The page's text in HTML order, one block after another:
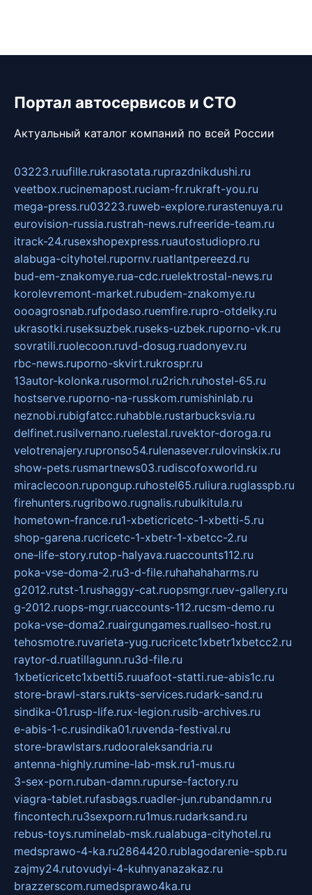
Портал автосервисов и СТО
Актуальный каталог компаний по всей России
03223.ruufille.rukrasotata.ruprazdnikdushi.ru
veetbox.rucinemapost.ruciam-fr.rukraft-you.ru
mega-press.ru03223.ruweb-explore.rurastenuya.ru
eurovision-russia.rustrah-news.rufreeride-team.ru
itrack-24.rusexshopexpress.ruautostudiopro.ru
alabuga-cityhotel.rupornv.ruatlantpereezd.ru
bud-em-znakomye.rua-cdc.ruelektrostal-news.ru
korolevremont-market.rubudem-znakomye.ru
oooagrosnab.rufpodaso.ruemfire.rupro-otdelky.ru
ukrasotki.ruseksuzbek.ruseks-uzbek.ruporno-vk.ru
sovratili.ruolecoon.ruvd-dosug.ruadonyev.ru
rbc-news.ruporno-skvirt.rukrospr.ru
13autor-kolonka.rusormol.ru2rich.ruhostel-65.ru
hostserve.ruporno-na-russkom.rumishinlab.ru
neznobi.rubigfatcc.ruhabble.rustarbucksvia.ru
delfinet.rusilvernano.ruelestal.ruvektor-doroga.ru
velotrenajery.rupronso54.rulenasever.rulovinskix.ru
show-pets.rusmartnews03.rudiscofoxworld.ru
miraclecoon.rupongup.ruhostel65.ruliura.ruglasspb.ru
firehunters.rugribowo.rugnalis.rubulkitula.ru
hometown-france.ru1-xbeticricetc-1-xbetti-5.ru
shop-garena.rucricetc-1-xbetr-1-xbetcc-2.ru
one-life-story.rutop-halyava.ruaccounts112.ru
poka-vse-doma-2.ru3-d-file.ruhahahaharms.ru
g2012.rutst-1.rushaggy-cat.ruopsmgr.ruev-gallery.ru
g-2012.ruops-mgr.ruaccounts-112.rucsm-demo.ru
poka-vse-doma2.ruairgungames.ruallseo-host.ru
tehosmotre.ruvarieta-yug.rucricetc1xbetr1xbetcc2.ru
raytor-d.ruatillagunn.ru3d-file.ru
1xbeticricetc1xbetti5.ruuafoot-statti.rue-abis1c.ru
store-brawl-stars.rukts-services.rudark-sand.ru
sindika-01.rusp-life.rux-legion.rusib-archives.ru
e-abis-1-c.rusindika01.ruvenda-festival.ru
store-brawlstars.rudooraleksandria.ru
antenna-highly.rumine-lab-msk.ru1-mus.ru
3-sex-porn.ruban-damn.rupurse-factory.ru
viagra-tablet.rufasbags.ruadler-jun.rubandamn.ru
fincontech.ru3sexporn.ru1mus.rudarksand.ru
rebus-toys.ruminelab-msk.rualabuga-cityhotel.ru
medsprawo-4-ka.ru2864420.rublagodarenie-spb.ru
zajmy24.rutovudyi-4-kuhnyanazakaz.ru
brazzerscom.rumedsprawo4ka.ru